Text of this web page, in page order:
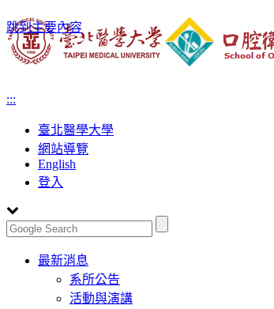
跳到主要內容
:::
臺北醫學大學
網站導覽
English
登入
Toggle
navigation
最新消息
系所公告
活動與演講